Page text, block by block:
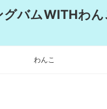
グバムWITHわ
わんこ